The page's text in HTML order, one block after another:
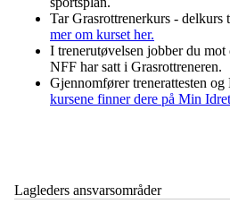
Tar Grasrottrenerkurs - delkurs
mer om kurset her.
I trenerutøvelsen jobber du
NFF har satt i Grasrottreneren.
Gjennomfører trenerattesten og
kursene finner dere på Min
Lagleders ansvarsområder